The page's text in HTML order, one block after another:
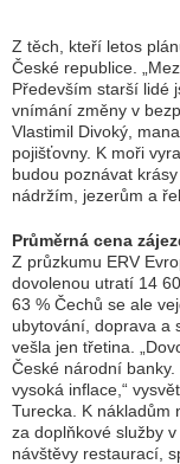
Z těch, kteří letos
České republice. „
Především starší lidé
vnímání změny v
Vlastimil Divoký,
pojišťovny. K moři
budou poznávat
nádržím, jezerům a
Průměrná cena
Z průzkumu ERV
dovolenou utratí 14
63 % Čechů se ale
ubytování, doprava a
vešla jen třetina. „
České národní
vysoká inflace,“
Turecka. K nákladům
za doplňkové služby
návštěvy restaurací,